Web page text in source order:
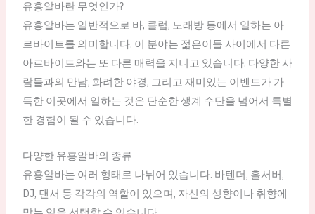
유흥알바란 무엇인가?
유흥알바는 일반적으로 바, 클럽, 노래방 등에서 일하는 아
르바이트를 의미합니다. 이 분야는 젊은이들 사이에서 다른
아르바이트와는 또 다른 매력을 지니고 있습니다. 다양한 사
람들과의 만남, 화려한 야경, 그리고 재미있는 이벤트가 가
득한 이곳에서 일하는 것은 단순한 생계 수단을 넘어서 특별
한 경험이 될 수 있습니다.
다양한 유흥알바의 종류
유흥알바는 여러 형태로 나뉘어 있습니다. 바텐더, 홀서버,
DJ, 댄서 등 각각의 역할이 있으며, 자신의 성향이나 취향에